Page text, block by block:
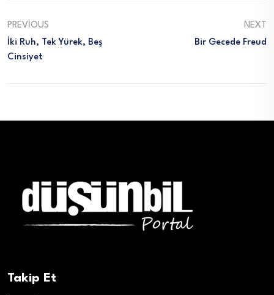
PREVIOUS
İki Ruh, Tek Yürek, Beş
Cinsiyet
NEXT
Bir Gecede Freud
Takip Et